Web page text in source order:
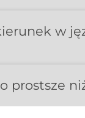
w
prostsze